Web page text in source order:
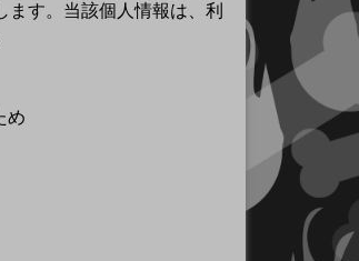
す。当該個人情報は、利
め